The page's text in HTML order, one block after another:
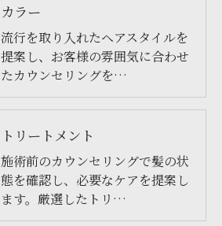
カラー
流行を取り入れたヘアスタイルを
提案し、お客様の雰囲気に合わせ
たカウンセリングを…
トリートメント
施術前のカウンセリングで髪の状
態を確認し、必要なケアを提案し
ます。厳選したトリ…